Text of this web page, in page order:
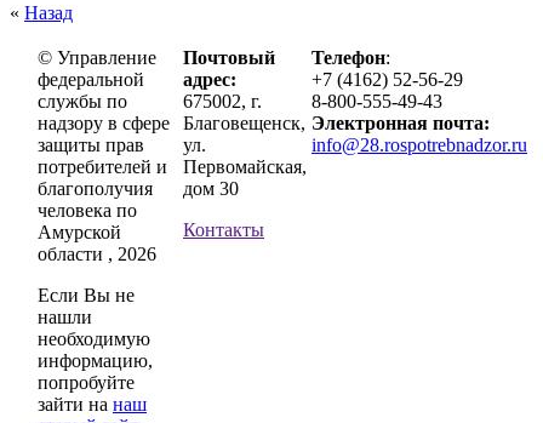
« Назад
© Управление
федеральной
службы по
надзору в сфере
защиты прав
потребителей и
благополучия
человека по
Амурской
области , 2026
Если Вы не
нашли
необходимую
информацию,
попробуйте
зайти на наш
Почтовый
адрес:
675002, г.
Благовещенск,
ул.
Первомайская,
дом 30
Контакты
Телефон:
+7 (4162) 52-56-29
8-800-555-49-43
Электронная почта:
info@28.rospotrebnadzor.ru